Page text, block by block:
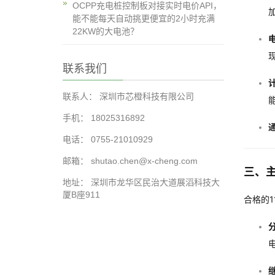
三、
合格的
OCPP充电桩控制板对接实时电价API，
能不能每天自动挑更便宜的2小时充满
22KW的大电池？
联系我们
联系人： 深圳市芯橙科技有限公司
手机： 18025316892
电话： 0755-21010929
邮箱： shutao.chen@x-cheng.com
地址： 深圳市龙华区民治大道展滔科技大
厦B座911